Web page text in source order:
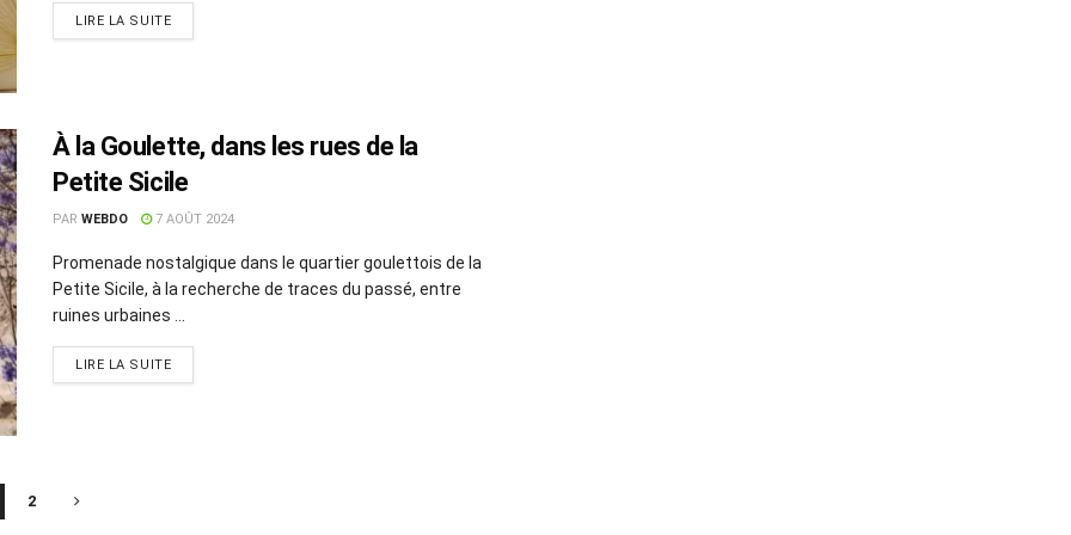
LIRE LA SUITE
À la Goulette, dans les rues de la
Petite Sicile
PAR WEBDO 7 AOÛT 2024
Promenade nostalgique dans le quartier goulettois de la
Petite Sicile, à la recherche de traces du passé, entre
ruines urbaines ...
LIRE LA SUITE
2